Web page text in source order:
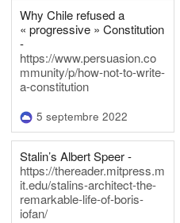
Why Chile refused a
« progressive » Constitution
-
https://www.persuasion.co
mmunity/p/how-not-to-write-
a-constitution
5 septembre 2022
Stalin’s Albert Speer -
https://thereader.mitpress.m
it.edu/stalins-architect-the-
remarkable-life-of-boris-
iofan/